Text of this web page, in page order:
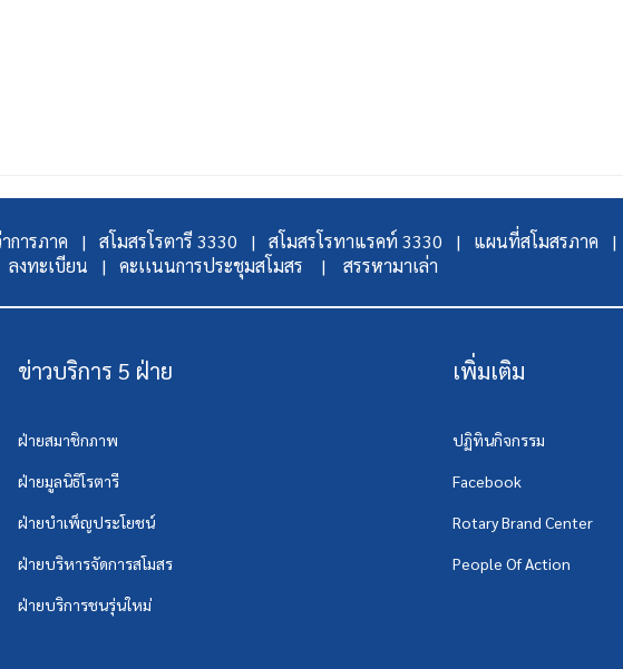
าการภาค | สโมสรโรตารี 3330 | สโมสรโรทาแรคท์ 3330 | แผนที่สโมสรภาค |
ลงทะเบียน |
คะเเนนการประชุมสโมสร | สรรหามาเล่า
ข่าวบริการ 5 ฝ่าย
ฝ่ายสมาชิกภาพ
ฝ่ายมูลนิธิโรตารี
ฝ่ายบำเพ็ญประโยชน์
ฝ่ายบริหารจัดการสโมสร
ฝ่ายบริการชนรุ่นใหม่
เพิ่มเติม
ปฏิทินกิจกรรม
Facebook
Rotary Brand Center
People Of Action